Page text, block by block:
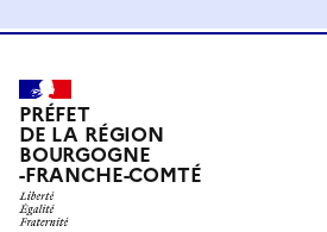
PRÉFET
DE LA RÉGION
BOURGOGNE
-FRANCHE-COMTÉ